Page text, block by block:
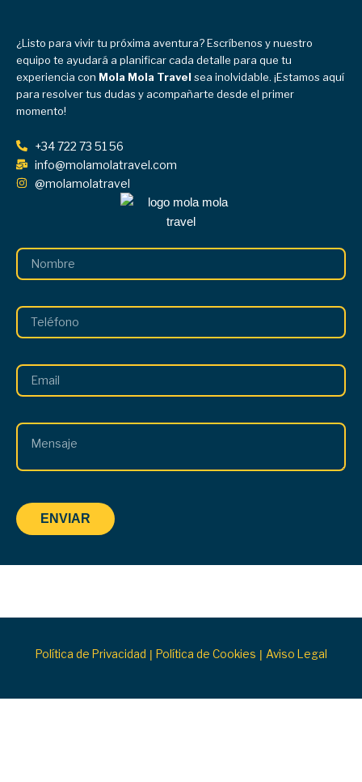
¿Listo para vivir tu próxima aventura? Escríbenos y nuestro
equipo te ayudará a planificar cada detalle para que tu
experiencia con Mola Mola Travel sea inolvidable. ¡Estamos aquí
para resolver tus dudas y acompañarte desde el primer
momento!
+34 722 73 51 56
info@molamolatravel.com
@molamolatravel
Política de Privacidad | Política de Cookies | Aviso Legal